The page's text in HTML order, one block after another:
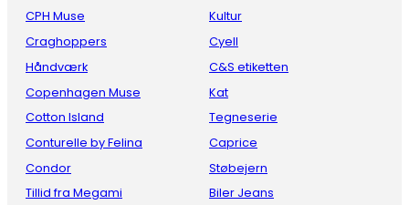
CPH Muse
Craghoppers
Håndværk
Copenhagen Muse
Cotton Island
Conturelle by Felina
Condor
Tillid fra Megami
Kultur
Cyell
C&S etiketten
Kat
Tegneserie
Caprice
Støbejern
Biler Jeans